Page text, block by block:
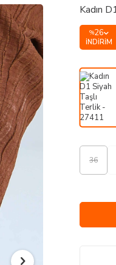
Kadın
%26
İNDIRIM
36